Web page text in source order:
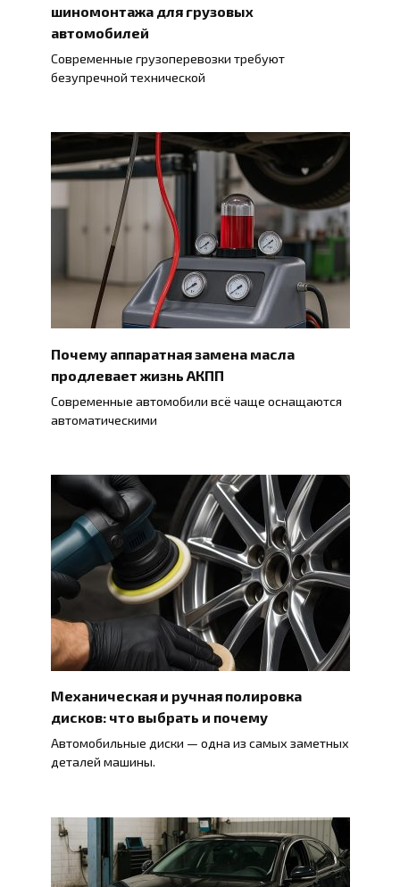
шиномонтажа для грузовых
автомобилей
Современные грузоперевозки требуют
безупречной технической
Почему аппаратная замена масла
продлевает жизнь АКПП
Современные автомобили всё чаще оснащаются
автоматическими
Механическая и ручная полировка
дисков: что выбрать и почему
Автомобильные диски — одна из самых заметных
деталей машины.